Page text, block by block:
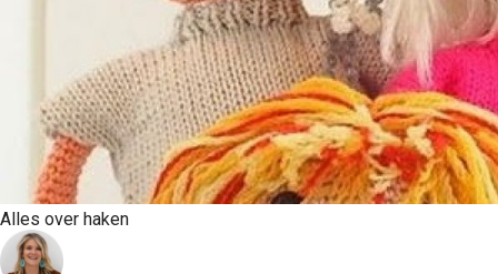
Alles over haken